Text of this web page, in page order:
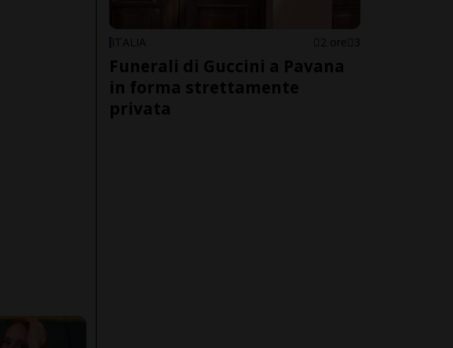
ITALIA 2 ore 3
Funerali di Guccini a Pavana
in forma strettamente
privata